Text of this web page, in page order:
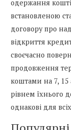
одержання
встановленою
договору про
відкриття
своєчасно
продовження
коштами на 7, 15
рівнем їхнього
однакові для